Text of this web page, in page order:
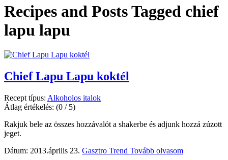
Recipes and Posts Tagged chief
lapu lapu
Chief Lapu Lapu koktél
Recept típus: Alkoholos italok
Átlag értékelés: (0 / 5)
Rakjuk bele az összes hozzávalót a shakerbe és adjunk hozzá zúzott
jeget.
Dátum: 2013.április 23. Gasztro Trend Tovább olvasom